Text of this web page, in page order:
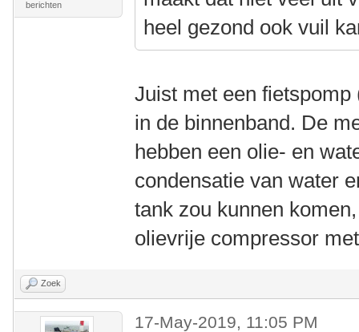
berichten
heel gezond ook vuil
Juist met een
in de binnenband. De
hebben een olie- en
condensatie van water
tank zou kunnen
olievrije compressor
Zoek
17-May-2019, 11:05 PM